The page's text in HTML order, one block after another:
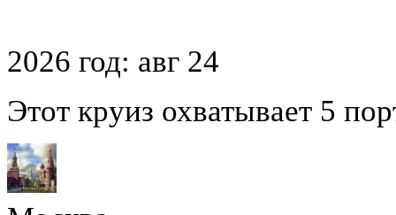
2026 год: авг 24
Этот круиз охватывает 5